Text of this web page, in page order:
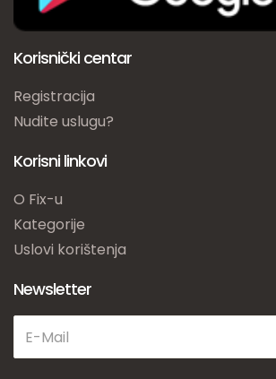
Korisnički centar
Registracija
Nudite uslugu?
Korisni linkovi
O Fix-u
Kategorije
Uslovi korištenja
Newsletter